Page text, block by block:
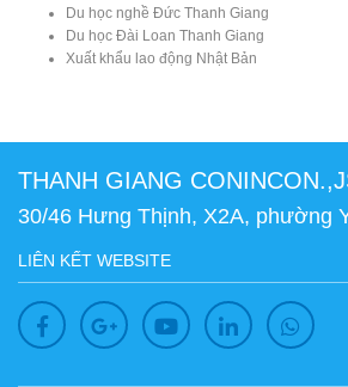
Du học nghề Đức Thanh Giang
Du học Đài Loan Thanh Giang
Xuất khẩu lao động Nhật Bản
THANH GIANG
30/46 Hưng Thịnh, X2A, phường
LIÊN KẾT WEBSITE